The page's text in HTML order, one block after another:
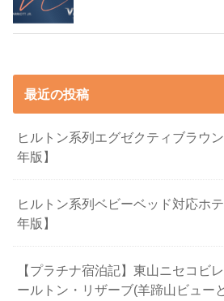
最近の投稿
ヒルトン系列エグゼクティブラウ
年版】
ヒルトン系列ベビーベッド対応ホ
年版】
【プラチナ宿泊記】東山ニセコビ
ールトン・リザーブ(羊蹄山ビュー